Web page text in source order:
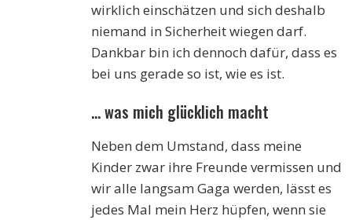
wirklich einschätzen und sich deshalb
niemand in Sicherheit wiegen darf.
Dankbar bin ich dennoch dafür, dass es
bei uns gerade so ist, wie es ist.
… was mich glücklich macht
Neben dem Umstand, dass meine
Kinder zwar ihre Freunde vermissen und
wir alle langsam Gaga werden, lässt es
jedes Mal mein Herz hüpfen, wenn sie